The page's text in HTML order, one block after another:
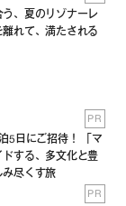
、夏のリゾナーレ
れて、満たされる
PR
5日にご招待！ 「マ
する、多文化と豊
み尽くす旅
PR